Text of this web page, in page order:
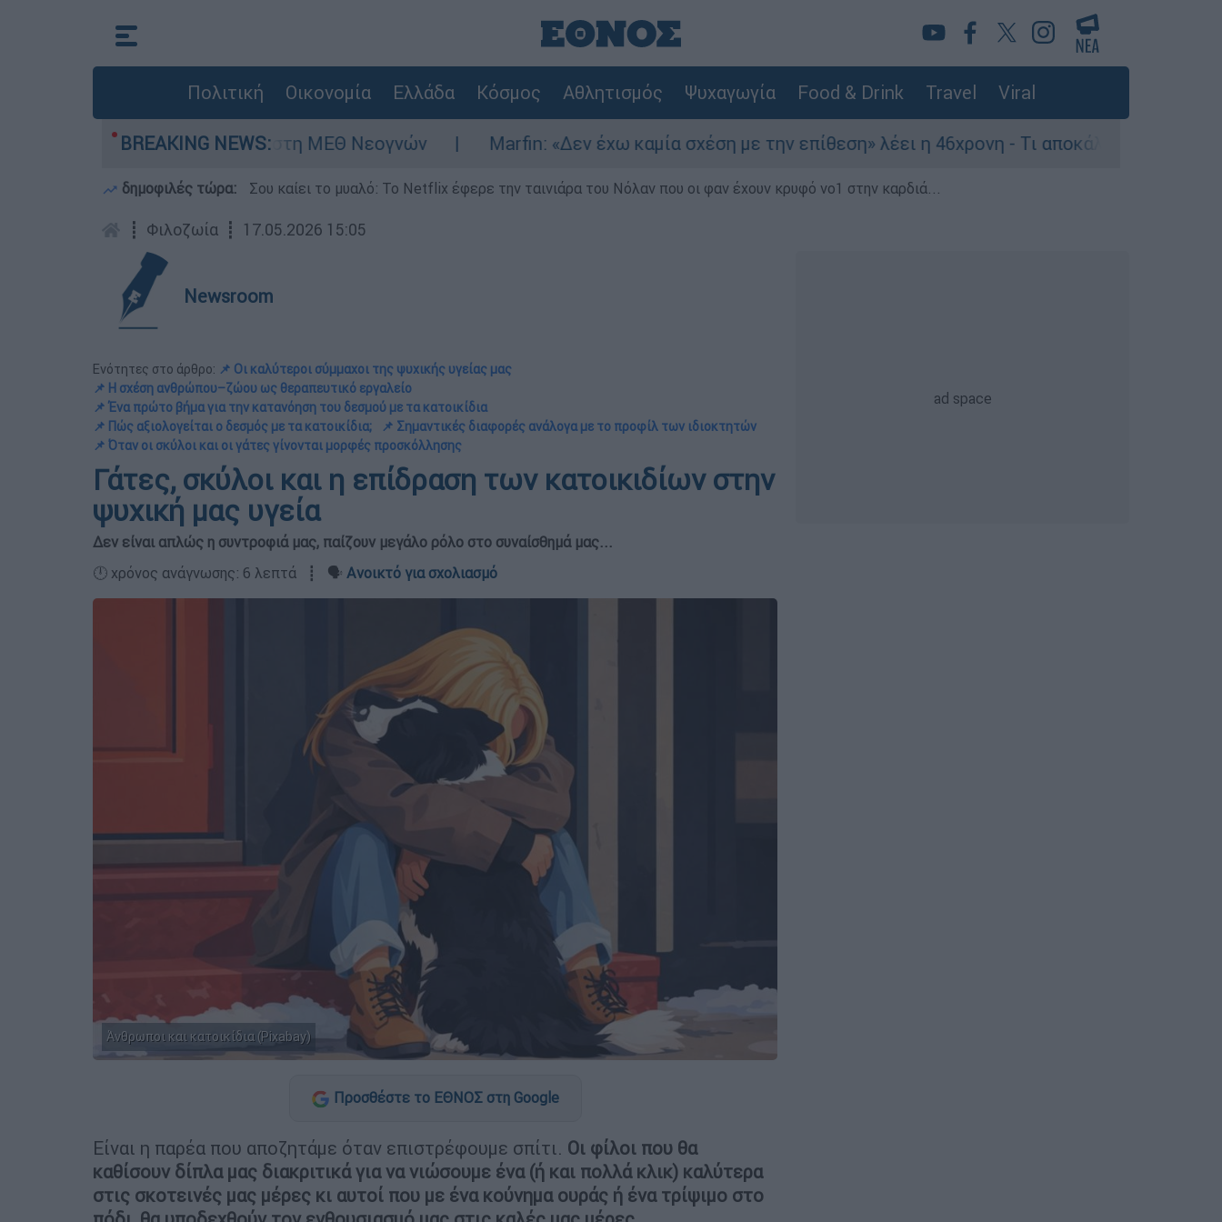
Πολιτική Οικονομία Ελλάδα Κόσμος Αθλητισμός Ψυχαγωγία Food & Drink Travel Viral
BREAKING NEWS:
- Νοσηλευόταν στη ΜΕΘ Νεογνών Marfin: «Δεν έχω καμία σχέση με την επίθεση» λέει η 46χρονη - Τι αποκάλυψε στους αστυνομικούς
δημοφιλές τώρα: Σου καίει το μυαλό: Το Netflix έφερε την ταινιάρα του Νόλαν που οι φαν έχουν κρυφό νο1 στην καρδιά...
┋ Φιλοζωία ┋ 17.05.2026 15:05
Newsroom
Ενότητες στο άρθρο: 📌 Oι καλύτεροι σύμμαχοι της ψυχικής υγείας μας
📌 Η σχέση ανθρώπου–ζώου ως θεραπευτικό εργαλείο
📌 Ένα πρώτο βήμα για την κατανόηση του δεσμού με τα κατοικίδια
📌 Πώς αξιολογείται ο δεσμός με τα κατοικίδια;
📌 Σημαντικές διαφορές ανάλογα με το προφίλ των ιδιοκτητών
📌 Όταν οι σκύλοι και οι γάτες γίνονται μορφές προσκόλλησης
Γάτες, σκύλοι και η επίδραση των κατοικιδίων στην
ψυχική μας υγεία
Δεν είναι απλώς η συντροφιά μας, παίζουν μεγάλο ρόλο στο συναίσθημά μας...
🕛 χρόνος ανάγνωσης: 6 λεπτά ┋ 🗣️ Ανοικτό για σχολιασμό
Άνθρωποι και κατοικίδια (Pixabay)
Προσθέστε το ΕΘΝΟΣ στη Google
Είναι η παρέα που αποζητάμε όταν επιστρέφουμε σπίτι. Οι φίλοι που θα
καθίσουν δίπλα μας διακριτικά για να νιώσουμε ένα (ή και πολλά κλικ) καλύτερα
στις σκοτεινές μας μέρες κι αυτοί που με ένα κούνημα ουράς ή ένα τρίψιμο στο